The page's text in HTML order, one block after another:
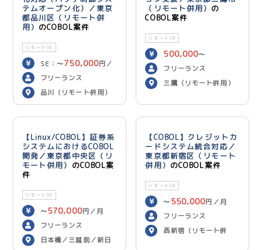
テムオープン化）／東京
都品川区（リモート併
用） のCOBOL案件
リモートOK
SE：〜750,000円／
月 PG：〜700,000
／月
フリーランス
品川（リモート併用）
（リモート併用） の
COBOL案件
リモートOK
500,000〜
600,000 円／月
フリーランス
三鷹（リモート併用）
【Linux/COBOL】証券系
システムにおけるCOBOL
開発／東京都中央区（リ
モート併用） のCOBOL案
件
リモートOK
〜 570,000円／月
フリーランス
日本橋／三越前／新日
【COBOL】クレジットカ
ードシステム統合対応／
東京都新宿区（リモート
併用） のCOBOL案件
リモートOK
〜 550,000円／月
フリーランス
西新宿（リモート併